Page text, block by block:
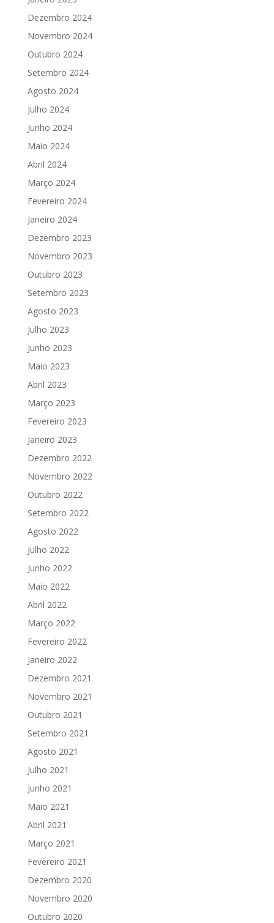
Dezembro 2024
Novembro 2024
Outubro 2024
Setembro 2024
Agosto 2024
Julho 2024
Junho 2024
Maio 2024
Abril 2024
Março 2024
Fevereiro 2024
Janeiro 2024
Dezembro 2023
Novembro 2023
Outubro 2023
Setembro 2023
Agosto 2023
Julho 2023
Junho 2023
Maio 2023
Abril 2023
Março 2023
Fevereiro 2023
Janeiro 2023
Dezembro 2022
Novembro 2022
Outubro 2022
Setembro 2022
Agosto 2022
Julho 2022
Junho 2022
Maio 2022
Abril 2022
Março 2022
Fevereiro 2022
Janeiro 2022
Dezembro 2021
Novembro 2021
Outubro 2021
Setembro 2021
Agosto 2021
Julho 2021
Junho 2021
Maio 2021
Abril 2021
Março 2021
Fevereiro 2021
Dezembro 2020
Novembro 2020
Outubro 2020